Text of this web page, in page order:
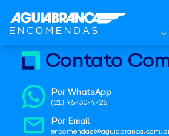
Contato
Por WhatsApp
(21) 96730-4726
Por Email